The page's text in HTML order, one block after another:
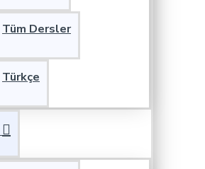
Tüm Dersler
Türkçe